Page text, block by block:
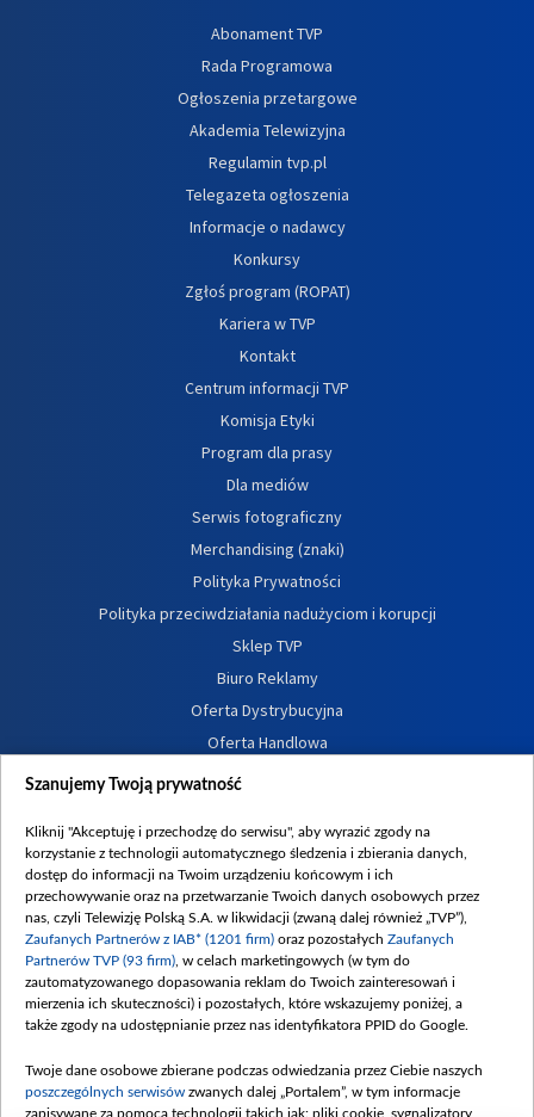
Abonament TVP
Rada Programowa
Ogłoszenia przetargowe
Akademia Telewizyjna
Regulamin tvp.pl
Telegazeta ogłoszenia
Informacje o nadawcy
Konkursy
Zgłoś program (ROPAT)
Kariera w TVP
Kontakt
Centrum informacji TVP
Komisja Etyki
Program dla prasy
Dla mediów
Serwis fotograficzny
Merchandising (znaki)
Polityka Prywatności
Polityka przeciwdziałania nadużyciom i korupcji
Sklep TVP
Biuro Reklamy
Oferta Dystrybucyjna
Oferta Handlowa
Dostępność
Procedura zgłoszeń wewnętrznych
Szanujemy Twoją prywatność
Kliknij "Akceptuję i przechodzę do serwisu", aby wyrazić zgody na
korzystanie z technologii automatycznego śledzenia i zbierania danych,
dostęp do informacji na Twoim urządzeniu końcowym i ich
przechowywanie oraz na przetwarzanie Twoich danych osobowych przez
nas, czyli Telewizję Polską S.A. w likwidacji (zwaną dalej również „TVP”),
Zaufanych Partnerów z IAB* (1201 firm) oraz pozostałych Zaufanych
Partnerów TVP (93 firm) , w celach marketingowych (w tym do
zautomatyzowanego dopasowania reklam do Twoich zainteresowań i
mierzenia ich skuteczności) i pozostałych, które wskazujemy poniżej, a
także zgody na udostępnianie przez nas identyfikatora PPID do Google.
Twoje dane osobowe zbierane podczas odwiedzania przez Ciebie naszych
poszczególnych serwisów zwanych dalej „Portalem”, w tym informacje
zapisywane za pomocą technologii takich jak: pliki cookie, sygnalizatory